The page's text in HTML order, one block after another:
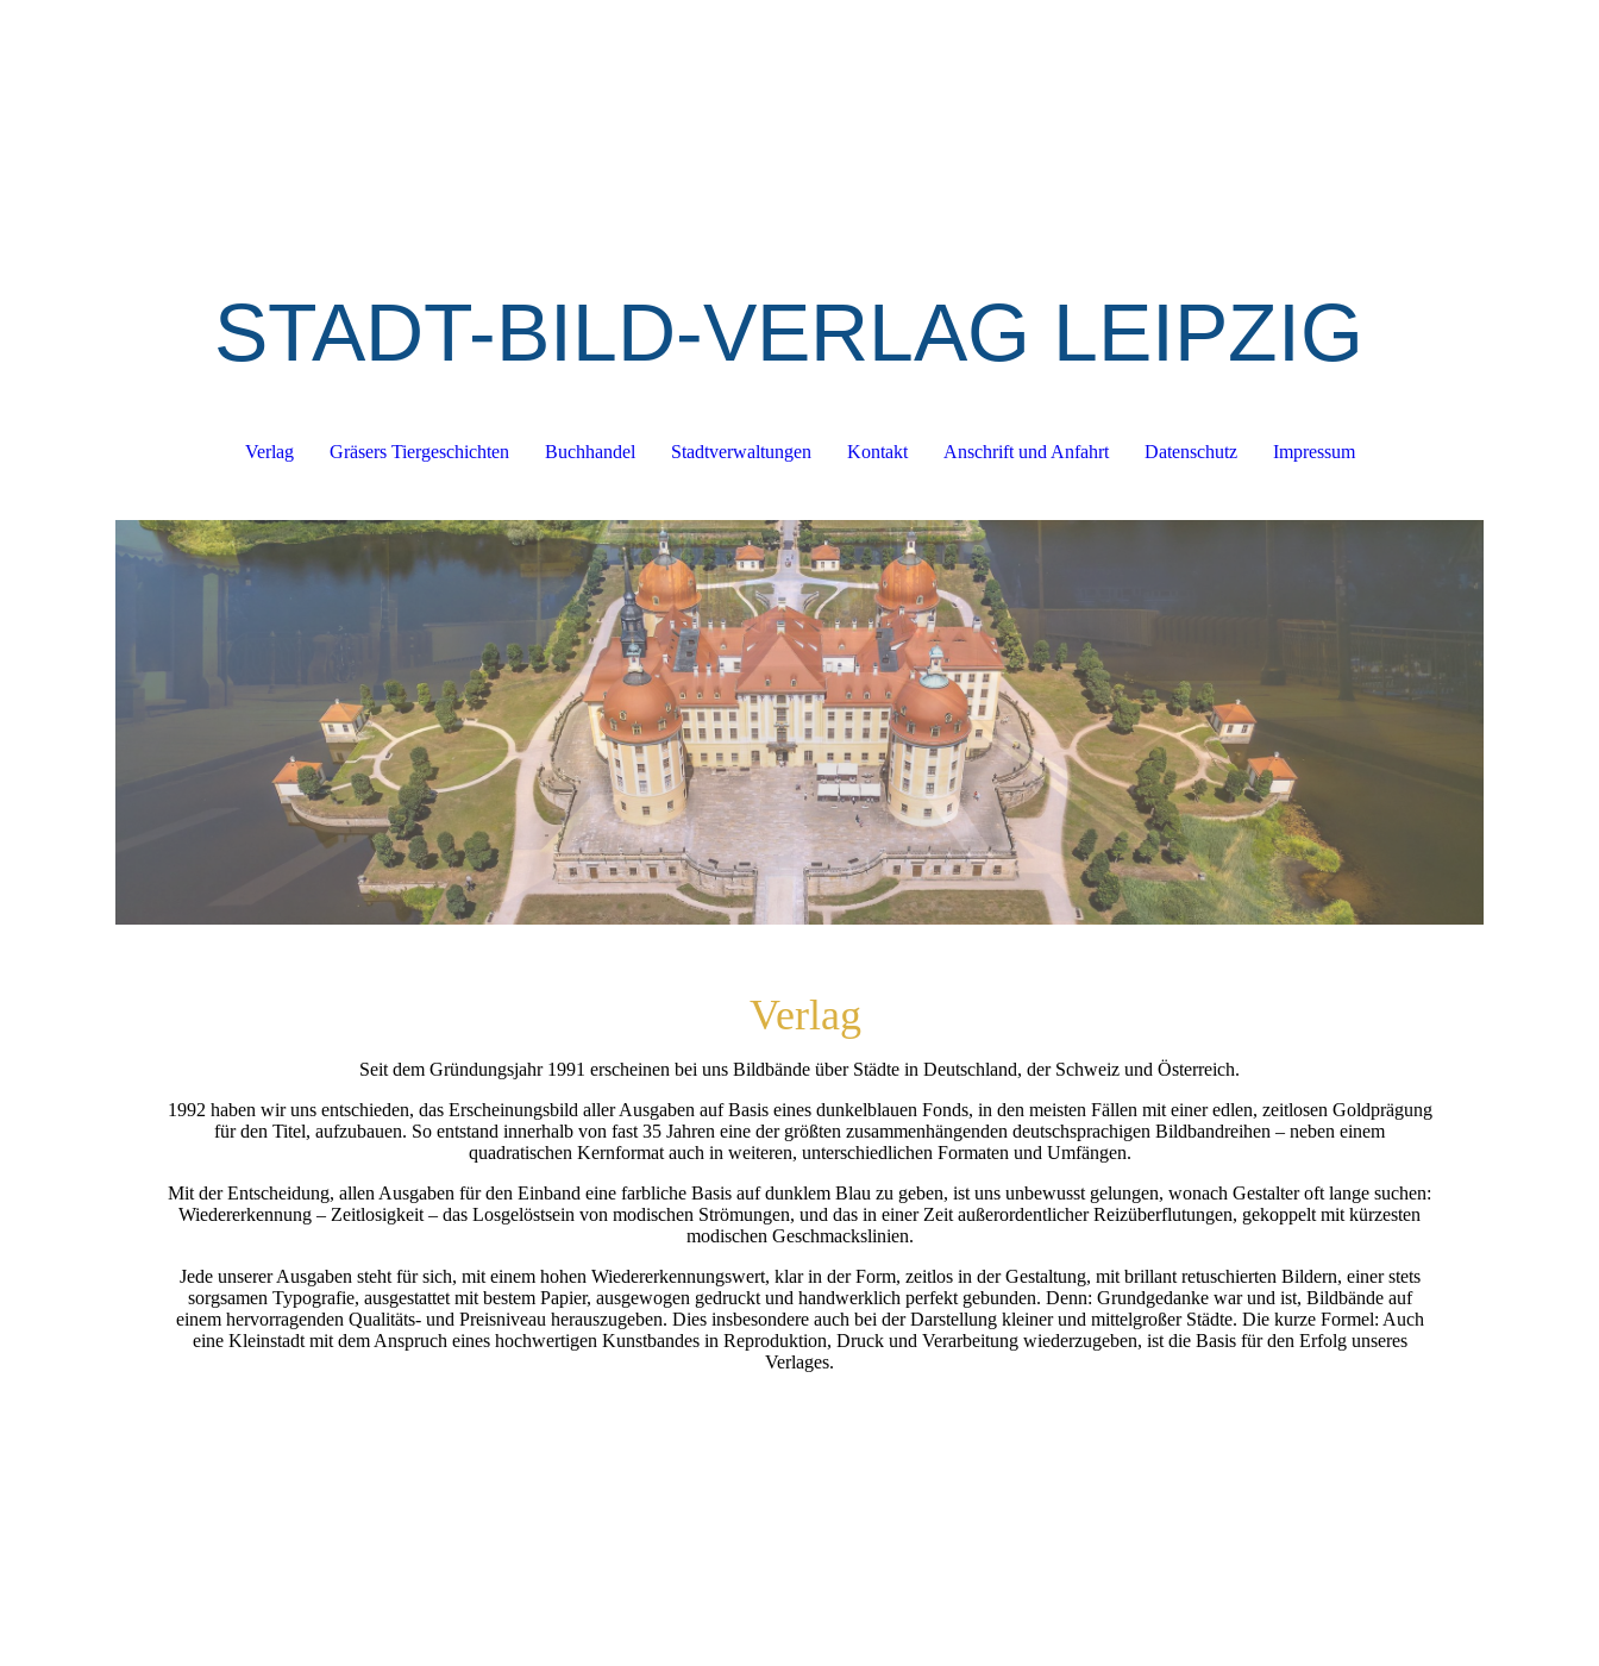
STADT-BILD-VERLAG LEIPZIG
Verlag Gräsers Tiergeschichten Buchhandel Stadtverwaltungen Kontakt Anschrift und Anfahrt Datenschutz Impressum
Verlag
Seit dem Gründungsjahr 1991 erscheinen bei uns Bildbände über Städte in Deutschland, der Schweiz und Österreich.
1992 haben wir uns entschieden, das Erscheinungsbild aller Ausgaben auf Basis eines dunkelblauen Fonds, in den meisten Fällen mit einer edlen, zeitlosen Goldprägung
für den Titel, aufzubauen. So entstand innerhalb von fast 35 Jahren eine der größten zusammenhängenden deutschsprachigen Bildbandreihen – neben einem
quadratischen Kernformat auch in weiteren, unterschiedlichen Formaten und Umfängen.
Mit der Entscheidung, allen Ausgaben für den Einband eine farbliche Basis auf dunklem Blau zu geben, ist uns unbewusst gelungen, wonach Gestalter oft lange suchen:
Wiedererkennung – Zeitlosigkeit – das Losgelöstsein von modischen Strömungen, und das in einer Zeit außerordentlicher Reizüberflutungen, gekoppelt mit kürzesten
modischen Geschmackslinien.
Jede unserer Ausgaben steht für sich, mit einem hohen Wiedererkennungswert, klar in der Form, zeitlos in der Gestaltung, mit brillant retuschierten Bildern, einer stets
sorgsamen Typografie, ausgestattet mit bestem Papier, ausgewogen gedruckt und handwerklich perfekt gebunden. Denn: Grundgedanke war und ist, Bildbände auf
einem hervorragenden Qualitäts- und Preisniveau herauszugeben. Dies insbesondere auch bei der Darstellung kleiner und mittelgroßer Städte. Die kurze Formel: Auch
eine Kleinstadt mit dem Anspruch eines hochwertigen Kunstbandes in Reproduktion, Druck und Verarbeitung wiederzugeben, ist die Basis für den Erfolg unseres
Verlages.